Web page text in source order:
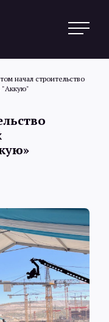
начал строительство
"Аккую"